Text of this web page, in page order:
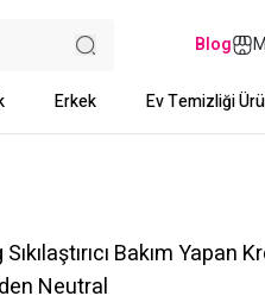
Blog
Erkek Ev Temizliği
Bakım Yapan
Neutral